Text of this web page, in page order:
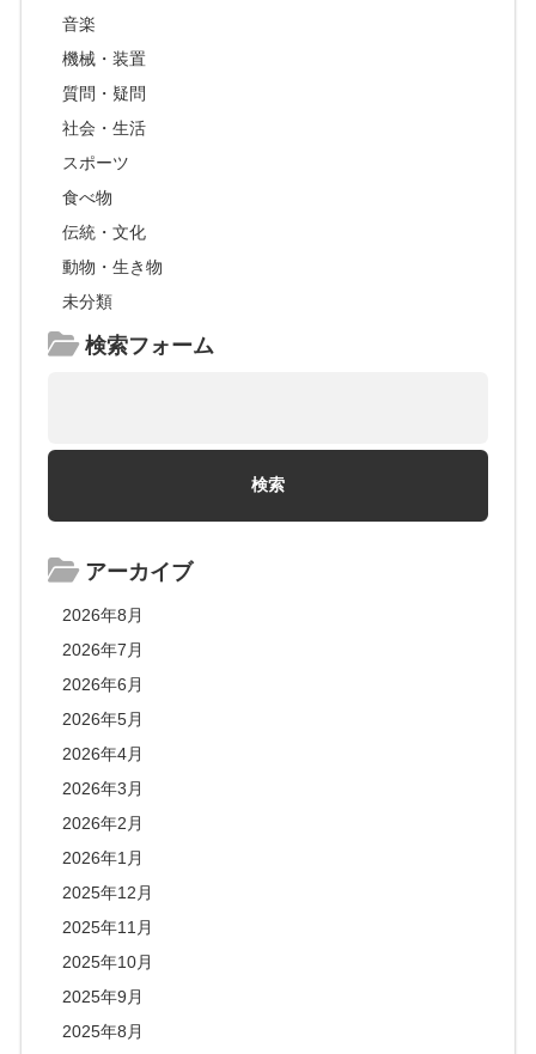
音楽
機械・装置
質問・疑問
社会・生活
スポーツ
食べ物
伝統・文化
動物・生き物
未分類
検索フォーム
アーカイブ
2026年8月
2026年7月
2026年6月
2026年5月
2026年4月
2026年3月
2026年2月
2026年1月
2025年12月
2025年11月
2025年10月
2025年9月
2025年8月